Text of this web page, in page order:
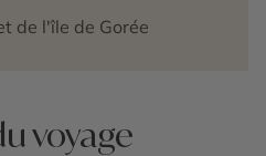
de l'île de Gorée
voyage